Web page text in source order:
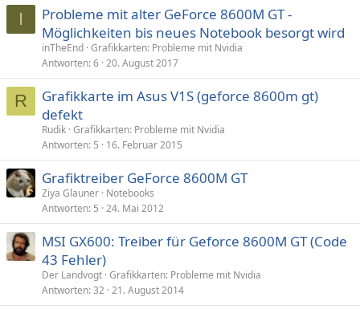
I
Probleme mit alter GeForce 8600M GT -
Möglichkeiten bis neues Notebook besorgt wird
inTheEnd Grafikkarten: Probleme mit Nvidia
Antworten 6 20. August 2017
R
Grafikkarte im Asus V1S (geforce 8600m gt)
defekt
Rudik Grafikkarten: Probleme mit Nvidia
Antworten 5 16. Februar 2015
Grafiktreiber GeForce 8600M GT
Ziya Glauner Notebooks
Antworten 5 24. Mai 2012
MSI GX600: Treiber für Geforce 8600M GT (Code
43 Fehler)
Der Landvogt Grafikkarten: Probleme mit Nvidia
Antworten 32 21. August 2014